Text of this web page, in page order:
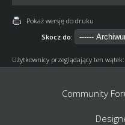
Pokaż wersję do druku
Skocz do:
Użytkownicy przeglądający ten
Community